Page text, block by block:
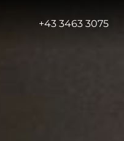
+43 3463 3075